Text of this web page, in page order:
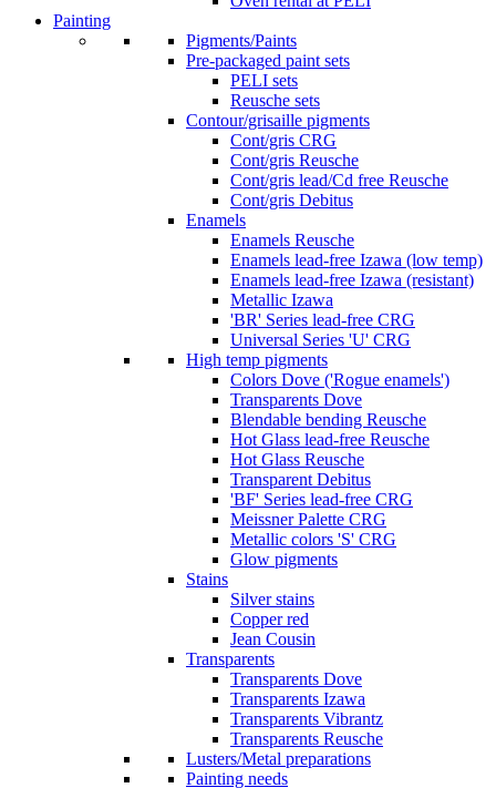
Painting
Pigments/Paints
Pre-packaged paint sets
PELI sets
Reusche sets
Contour/grisaille pigments
Cont/gris CRG
Cont/gris Reusche
Cont/gris lead/Cd free Reusche
Cont/gris Debitus
Enamels
Enamels Reusche
Enamels lead-free Izawa (low temp)
Enamels lead-free Izawa (resistant)
Metallic Izawa
'BR' Series lead-free CRG
Universal Series 'U' CRG
High temp pigments
Colors Dove ('Rogue enamels')
Transparents Dove
Blendable bending Reusche
Hot Glass lead-free Reusche
Hot Glass Reusche
Transparent Debitus
'BF' Series lead-free CRG
Meissner Palette CRG
Metallic colors 'S' CRG
Glow pigments
Stains
Silver stains
Copper red
Jean Cousin
Transparents
Transparents Dove
Transparents Izawa
Transparents Vibrantz
Transparents Reusche
Lusters/Metal preparations
Painting needs